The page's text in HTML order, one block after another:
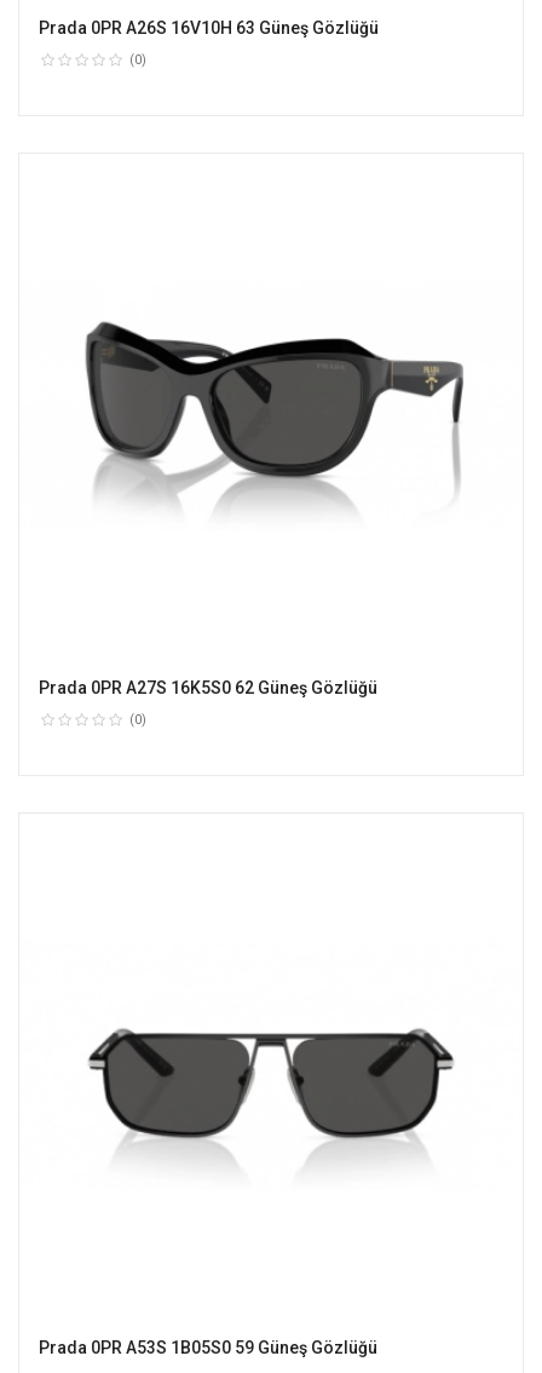
Prada 0PR A26S 16V10H 63 Güneş Gözlüğü
(0)
Prada 0PR A27S 16K5S0 62 Güneş Gözlüğü
(0)
Prada 0PR A53S 1B05S0 59 Güneş Gözlüğü